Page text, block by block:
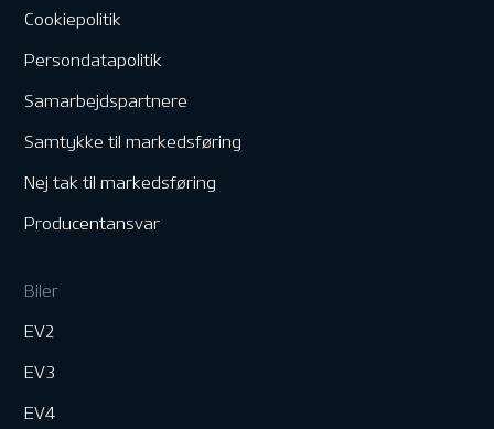
Cookiepolitik
Persondatapolitik
Samarbejdspartnere
Samtykke til markedsføring
Nej tak til markedsføring
Producentansvar
Biler
EV2
EV3
EV4